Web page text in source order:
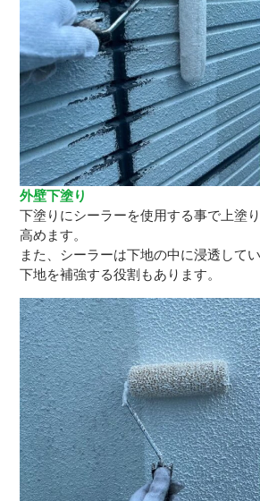
外壁下塗り
下塗りにシーラーを使用する事で上塗
高めます。
また、シーラーは下地の中に浸透して
下地を補強する役割もあります。